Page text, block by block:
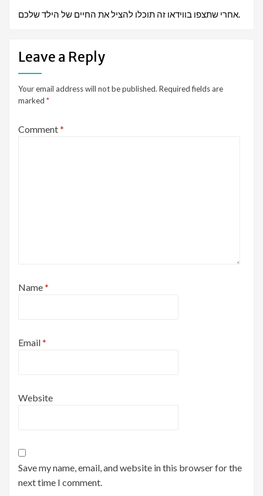
אחרי שתצפו בווידאו זה תוכלו להציל את החיים של הילד שלכם.
Leave a Reply
Your email address will not be published. Required fields are
marked *
Comment*
Name*
Email*
Website
Save my name, email, and website in this browser for the
next time I comment.